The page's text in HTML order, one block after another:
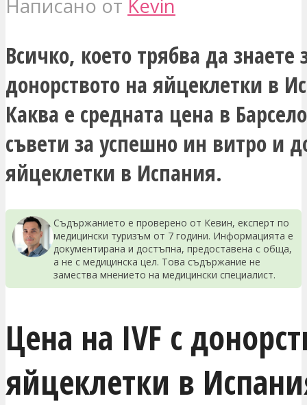
Написано от Kevin
Всичко, което трябва да знаете
донорството на яйцеклетки в
Каква е средната цена в
съвети за успешно ин витро и
яйцеклетки в Испания.
Съдържанието е проверено от Кевин, експерт по
медицински туризъм от 7 години. Информацията е
документирана и достъпна, предоставена с обща,
а не с медицинска цел. Това съдържание не
замества мнението на медицински специалист.
Цена на IVF с
яйцеклетки в